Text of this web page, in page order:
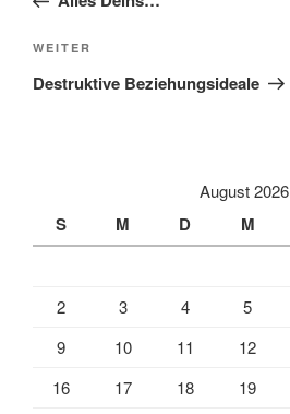
Nächster
Beitrag
WEITER
Destruktive Beziehungsideale
August 2026
S M D M
2
3 4 5
9
10 11 12
16
17 18 19